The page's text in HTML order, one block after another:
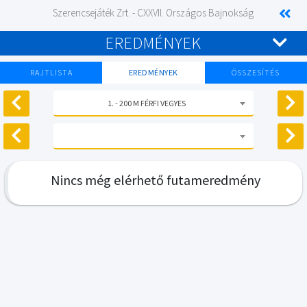
Szerencsejáték Zrt. - CXXVII. Országos Bajnokság
EREDMÉNYEK
RAJTLISTA EREDMÉNYEK ÖSSZESÍTÉS
1. - 200 M FÉRFI VEGYES
Nincs még elérhető futameredmény